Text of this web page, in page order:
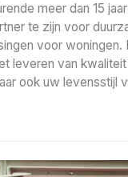
meer dan 15
te zijn voor
voor woningen.
leveren van
ook uw levensstijl